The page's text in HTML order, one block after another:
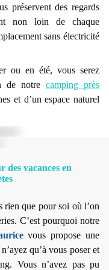
préservent des regards
non loin de chaque
sans électricité
ou en été, vous serez
de notre camping près
et d’un espace naturel
des vacances en
rien que pour soi où l’on
C’est pourquoi notre
vous propose une
qu’à vous poser et
Vous n’avez pas pu